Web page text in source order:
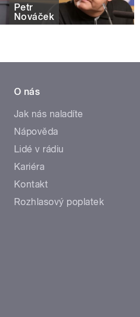
Petr
Nováček
O nás
Jak nás naladíte
Nápověda
Lidé v rádiu
Kariéra
Kontakt
Rozhlasový poplatek